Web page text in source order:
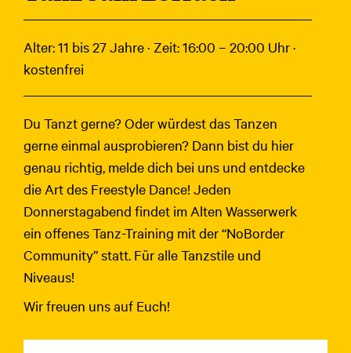
Alter: 11 bis 27 Jahre · Zeit: 16:00 – 20:00 Uhr ·
kostenfrei
Du Tanzt gerne? Oder würdest das Tanzen
gerne einmal ausprobieren? Dann bist du hier
genau richtig, melde dich bei uns und entdecke
die Art des Freestyle Dance! Jeden
Donnerstagabend findet im Alten Wasserwerk
ein offenes Tanz-Training mit der “NoBorder
Community” statt. Für alle Tanzstile und
Niveaus!
Wir freuen uns auf Euch!